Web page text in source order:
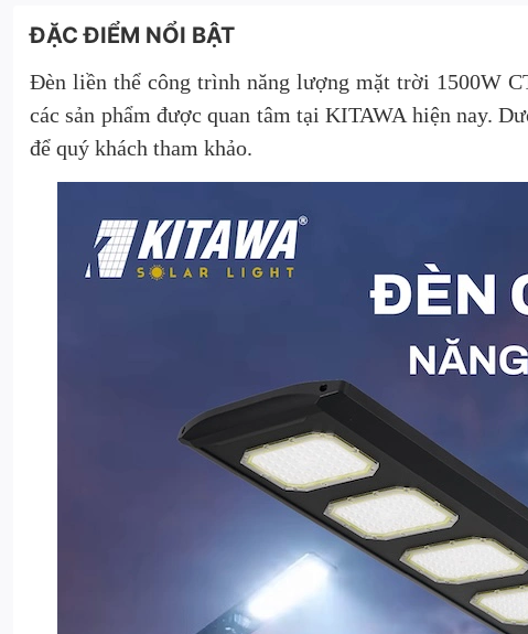
ĐẶC ĐIỂM NỔI BẬT
Đèn liền thể công trình năng lượng mặt trời 1500W
các sản phẩm được quan tâm tại KITAWA hiện nay.
để quý khách tham khảo.